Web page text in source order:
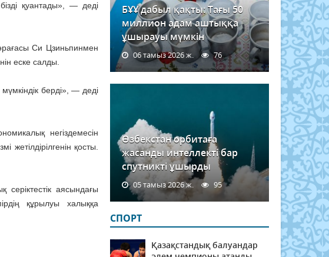
қуантады», — деді
Си Цзиньпинмен
еске салды.
берді», — деді
негіздемесін
қосты.
аясындағы
құрылуы халыққа
БҰҰ дабыл қақты: Тағы 50
миллион адам аштыққа
ұшырауы мүмкін
06 тамыз 2026 ж. 76
Өзбекстан орбитаға
жасанды интеллекті бар
спутникті ұшырды
05 тамыз 2026 ж. 95
СПОРТ
Қазақстандық балуандар